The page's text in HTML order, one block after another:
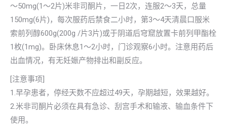
～50mg(1～2片)米非司酮片，一日2次，连服2～3天，总量
150mg(6片)，每次服药后禁食二小时，第3～4天清晨口服米
索前列醇600g(200g /片3片)或于阴道后穹窟放置卡前列甲酯栓
1枚(1mg)。卧床休息1～2小时，门诊观察6小时。注意用药后
出血情况，有无妊娠产物排出和副反应。
[注意事项]
1.早孕患者，停经天数不应超过49天，孕期越短，效果越好。
2.米非司酮片必须在具有急诊、刮宫手术和输液、输血条件下
使用。